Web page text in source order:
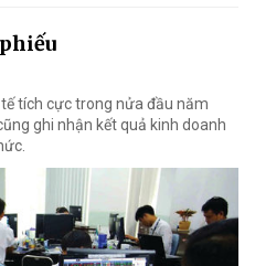
tích cực trong nửa đầu năm
ghi nhận kết quả kinh doanh